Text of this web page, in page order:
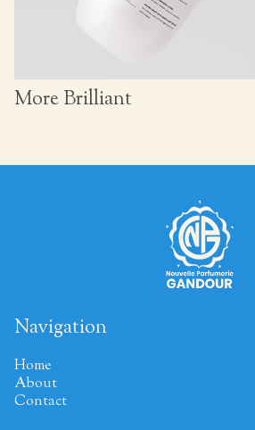
More Brilliant
Navigation
Home
About
Contact